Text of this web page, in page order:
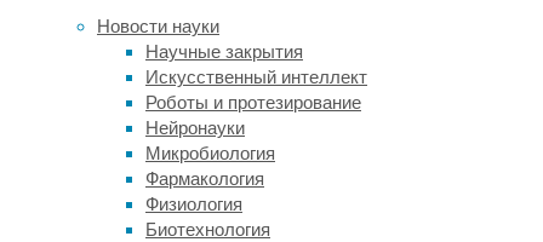
Новости науки
Научные закрытия
Искусственный интеллект
Роботы и протезирование
Нейронауки
Микробиология
Фармакология
Физиология
Биотехнология
цветовым
полиморфизмом:
грудка
бывает
темно-
рыжей